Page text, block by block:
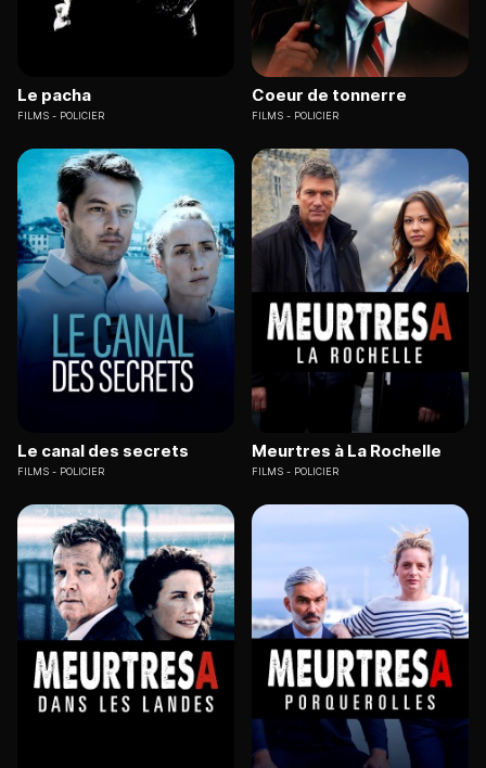
Le pacha
FILMS POLICIER
Coeur de tonnerre
FILMS POLICIER
Le canal des secrets
FILMS POLICIER
Meurtres à La Rochelle
FILMS POLICIER